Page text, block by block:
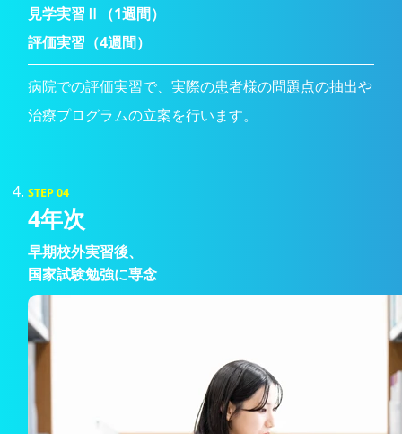
見学実習Ⅱ（1週間）
評価実習（4週間）
病院での評価実習で、実際の患者様の問題点の抽出や
治療プログラムの立案を行います。
STEP 04
4年次
早期校外実習後、
国家試験勉強に専念